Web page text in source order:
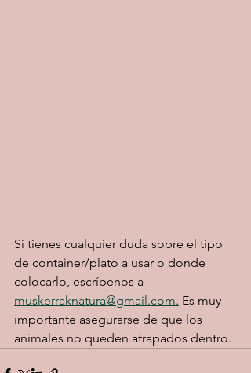
Si tienes cualquier duda sobre el tipo
de container/plato a usar o donde
colocarlo, escríbenos a
muskerraknatura@gmail.com. Es muy
importante asegurarse de que los
animales no queden atrapados dentro.